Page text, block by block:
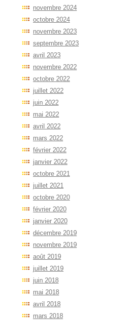
novembre 2024
octobre 2024
novembre 2023
septembre 2023
avril 2023
novembre 2022
octobre 2022
juillet 2022
juin 2022
mai 2022
avril 2022
mars 2022
février 2022
janvier 2022
octobre 2021
juillet 2021
octobre 2020
février 2020
janvier 2020
décembre 2019
novembre 2019
août 2019
juillet 2019
juin 2018
mai 2018
avril 2018
mars 2018